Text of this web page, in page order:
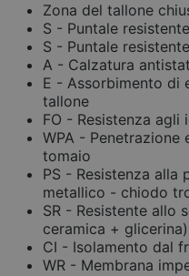
Zona del tallone
S - Puntale
S - Puntale
A - Calzatura
E - Assorbimento di
tallone
FO - Resistenza agli
WPA - Penetrazione
tomaio
PS - Resistenza alla
metallico - chiodo
SR - Resistente allo
ceramica + glicerina)
CI - Isolamento dal
WR - Membrana